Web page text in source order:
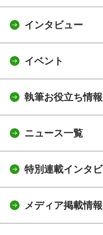
インタビュー
イベント
執筆お役立ち情報
ニュース一覧
特別連載インタ
メディア掲載情報